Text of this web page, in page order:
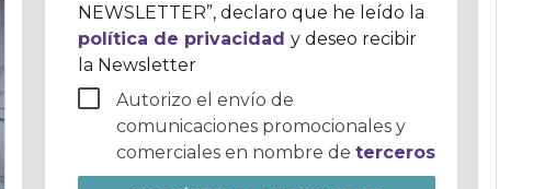
NEWSLETTER”, declaro que he leído la
política de privacidad y deseo recibir
la Newsletter
Autorizo el envío de
comunicaciones promocionales y
comerciales en nombre de terceros